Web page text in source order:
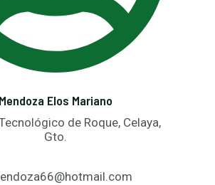
Mendoza Elos Mariano
de Roque, Celaya,
Gto.